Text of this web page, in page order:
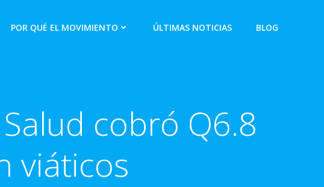
POR QUÉ EL MOVIMIENTO ÚLTIMAS NOTICIAS BLOG
cobró Q6.8
viáticos